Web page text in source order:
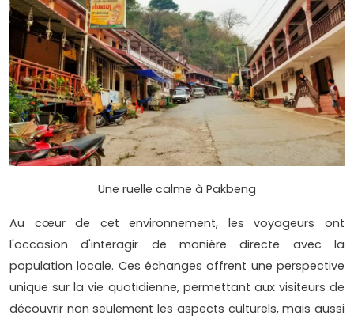
Une ruelle calme à Pakbeng
Au cœur de cet environnement, les voyageurs ont
l'occasion d'interagir de manière directe avec la
population locale. Ces échanges offrent une perspective
unique sur la vie quotidienne, permettant aux visiteurs de
découvrir non seulement les aspects culturels, mais aussi